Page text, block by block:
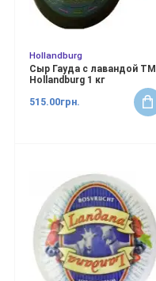
Hollandburg
Сыр Гауда с лавандой ТМ
Hollandburg 1 кг
515.00грн.